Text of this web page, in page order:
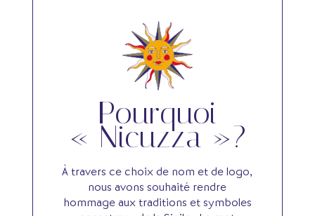
Pourquoi
« Nicuzza »?
À travers ce choix de nom et de logo,
nous avons souhaité rendre
hommage aux traditions et symboles